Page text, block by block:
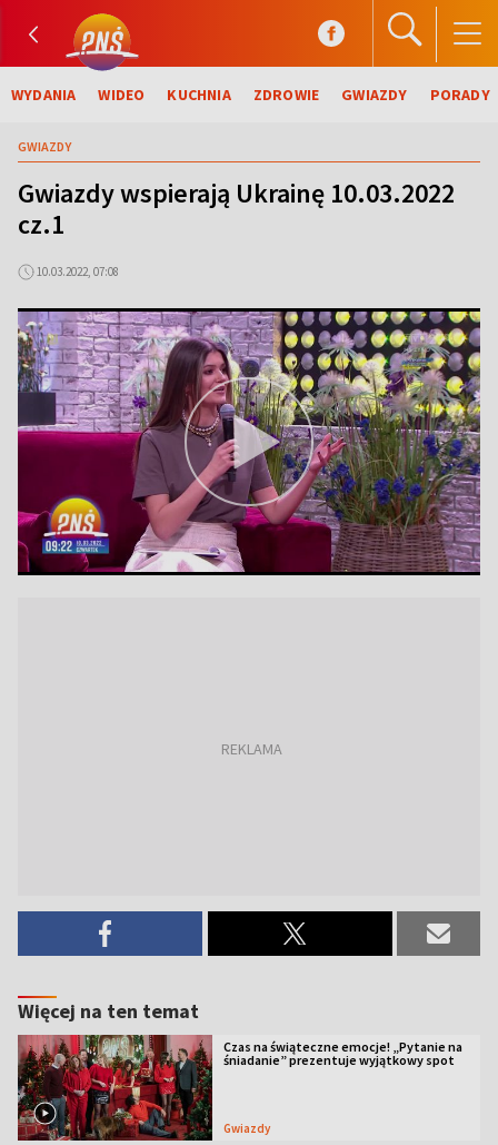
WYDANIA WIDEO KUCHNIA ZDROWIE GWIAZDY PORADY
GWIAZDY
Gwiazdy wspierają Ukrainę 10.03.2022
cz.1
10.03.2022, 07:08
Więcej na ten temat
Czas na świąteczne emocje! „Pytanie na
śniadanie” prezentuje wyjątkowy spot
Gwiazdy